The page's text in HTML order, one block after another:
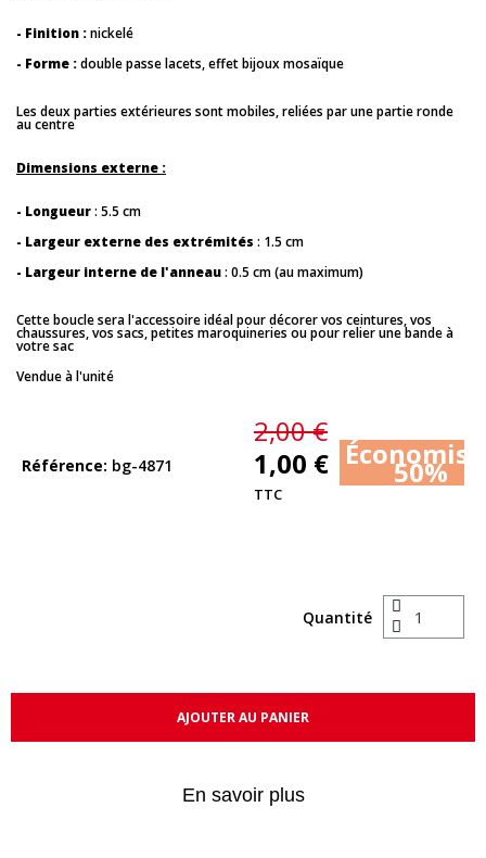
- Finition :nickelé
- Forme :double passe lacets, effet bijoux mosaïque
Les deux parties extérieures sont mobiles, reliées par une partie ronde
au centre
Dimensions externe :
- Longueur: 5.5 cm
- Largeur externe des extrémités : 1.5 cm
- Largeur interne de l'anneau: 0.5 cm (au maximum)
Cette boucle sera l'accessoire idéal pour décorer vos ceintures, vos
chaussures, vos sacs, petites maroquineries ou pour relier une bande à
votre sac
Vendue à l'unité
Référence bg-4871
2,00 €
1,00 €
50%
TTC
Quantité
AJOUTER AU PANIER
En savoir plus